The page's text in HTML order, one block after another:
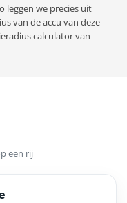
leggen we precies uit
van de accu van deze
calculator van
een rij